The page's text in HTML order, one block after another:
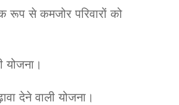
से कमजोर परिवारों को
योजना।
देने वाली योजना।